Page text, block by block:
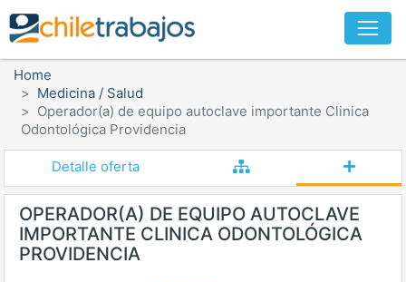
Home
Medicina / Salud
Operador(a) de equipo autoclave importante Clinica
Odontológica Providencia
Detalle oferta
OPERADOR(A) DE EQUIPO AUTOCLAVE
IMPORTANTE CLINICA ODONTOLÓGICA
PROVIDENCIA